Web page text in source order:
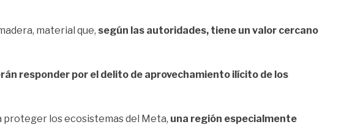
material que, según las autoridades, tiene un valor cercano
responder por el delito de aprovechamiento ilícito de los
los ecosistemas del Meta, una región especialmente